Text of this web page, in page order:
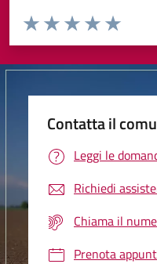
Valuta da 1 a 5 stelle la pagina
Valuta 5
Valuta 4
Valuta 3 stelle su
Valuta 2 stelle su 5
Valuta 1 stelle su 5
Contatta il
Leggi le
Richiedi
Chiama il
Prenota